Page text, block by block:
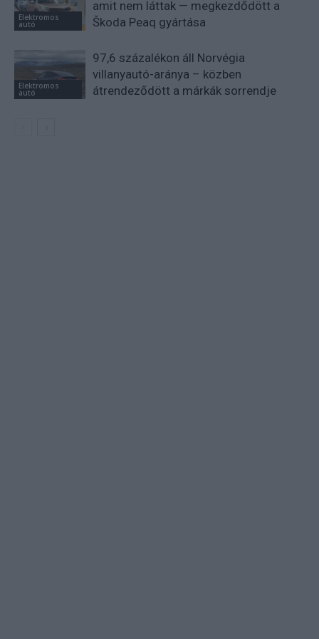
Elektromos
autó
amit nem láttak — megkezdődött a
Škoda Peaq gyártása
Elektromos
autó
97,6 százalékon áll Norvégia
villanyautó-aránya – közben
átrendeződött a márkák sorrendje